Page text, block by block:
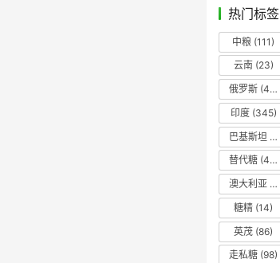
热门标签
中粮 (111)
云南(23)
俄罗斯 (43)
印度(345)
巴基斯坦
替代糖 (48)
澳大利亚
糖精 (14)
英茂 (86)
走私糖 (98)